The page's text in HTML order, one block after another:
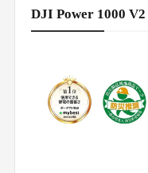
DJI Power 1000 V2